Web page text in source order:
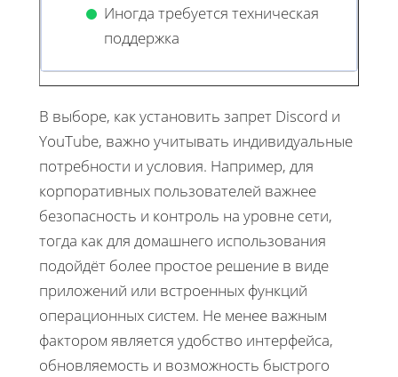
Иногда требуется техническая
поддержка
В выборе, как установить запрет Discord и
YouTube, важно учитывать индивидуальные
потребности и условия. Например, для
корпоративных пользователей важнее
безопасность и контроль на уровне сети,
тогда как для домашнего использования
подойдёт более простое решение в виде
приложений или встроенных функций
операционных систем. Не менее важным
фактором является удобство интерфейса,
обновляемость и возможность быстрого